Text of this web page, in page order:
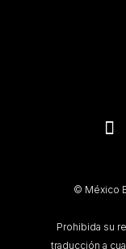
© México
Prohibida su
traducción a